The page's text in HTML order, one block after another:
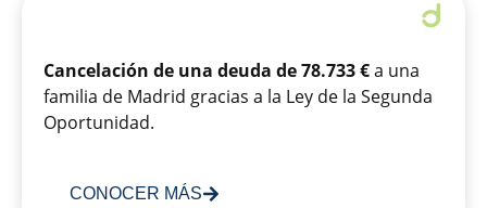
Cancelación de una deuda de 78.733 €a una
familia de Madrid gracias a la Ley de la Segunda
Oportunidad.
CONOCER MÁS